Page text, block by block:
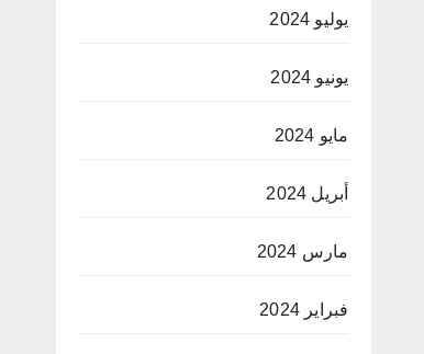
يوليو 2024
يونيو 2024
مايو 2024
أبريل 2024
مارس 2024
فبراير 2024